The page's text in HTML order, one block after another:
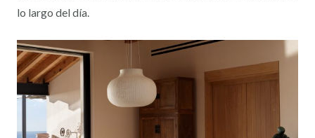
lo largo del día.